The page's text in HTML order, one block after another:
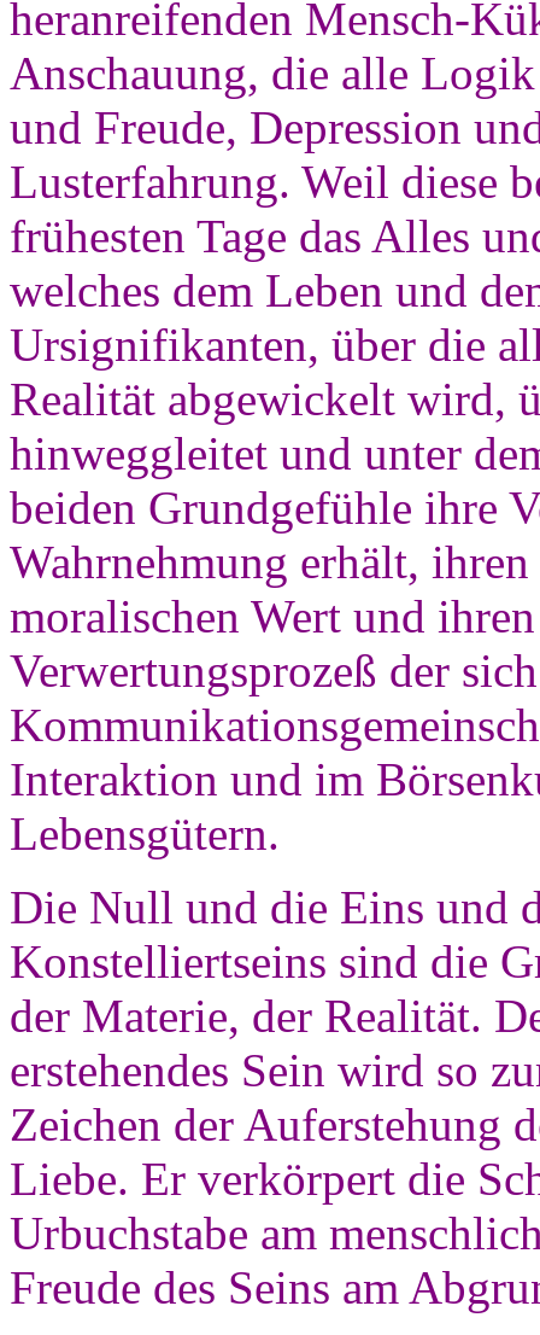
heranreifenden Mensch-
Anschauung, die alle
und Freude, Depression
Lusterfahrung. Weil diese
frühesten Tage das Alles
welches dem Leben und
Ursignifikanten, über die
Realität abgewickelt wird,
hinweggleitet und unter
beiden Grundgefühle ihre
Wahrnehmung erhält,
moralischen Wert und
Verwertungsprozeß der
Interaktion und im
Lebensgütern.
Die Null und die Eins und
Konstelliertseins sind die
der Materie, der Realität.
erstehendes Sein wird so
Zeichen der Auferstehung
Liebe. Er verkörpert die
Urbuchstabe am
Freude des Seins am